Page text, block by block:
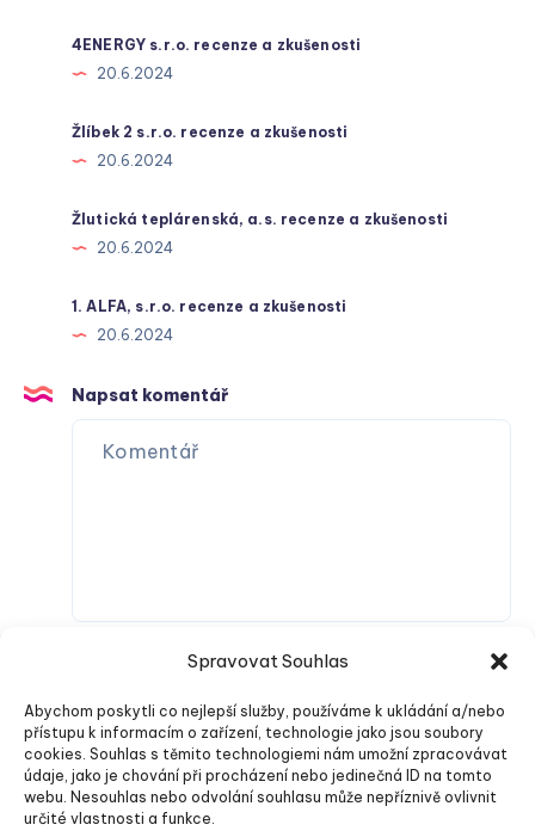
Spravovat Souhlas
Abychom poskytli co nejlepší služby, používáme k ukládání a/nebo
přístupu k informacím o zařízení, technologie jako jsou soubory
cookies. Souhlas s těmito technologiemi nám umožní zpracovávat
údaje, jako je chování při procházení nebo jedinečná ID na tomto
webu. Nesouhlas nebo odvolání souhlasu může nepříznivě ovlivnit
určité vlastnosti a funkce.
4ENERGY s.r.o. recenze a zkušenosti
20.6.2024
Žlíbek 2 s.r.o. recenze a zkušenosti
20.6.2024
Žlutická teplárenská, a.s. recenze a zkušenosti
20.6.2024
1. ALFA, s.r.o. recenze a zkušenosti
20.6.2024
Napsat komentář
Odeslat komentář